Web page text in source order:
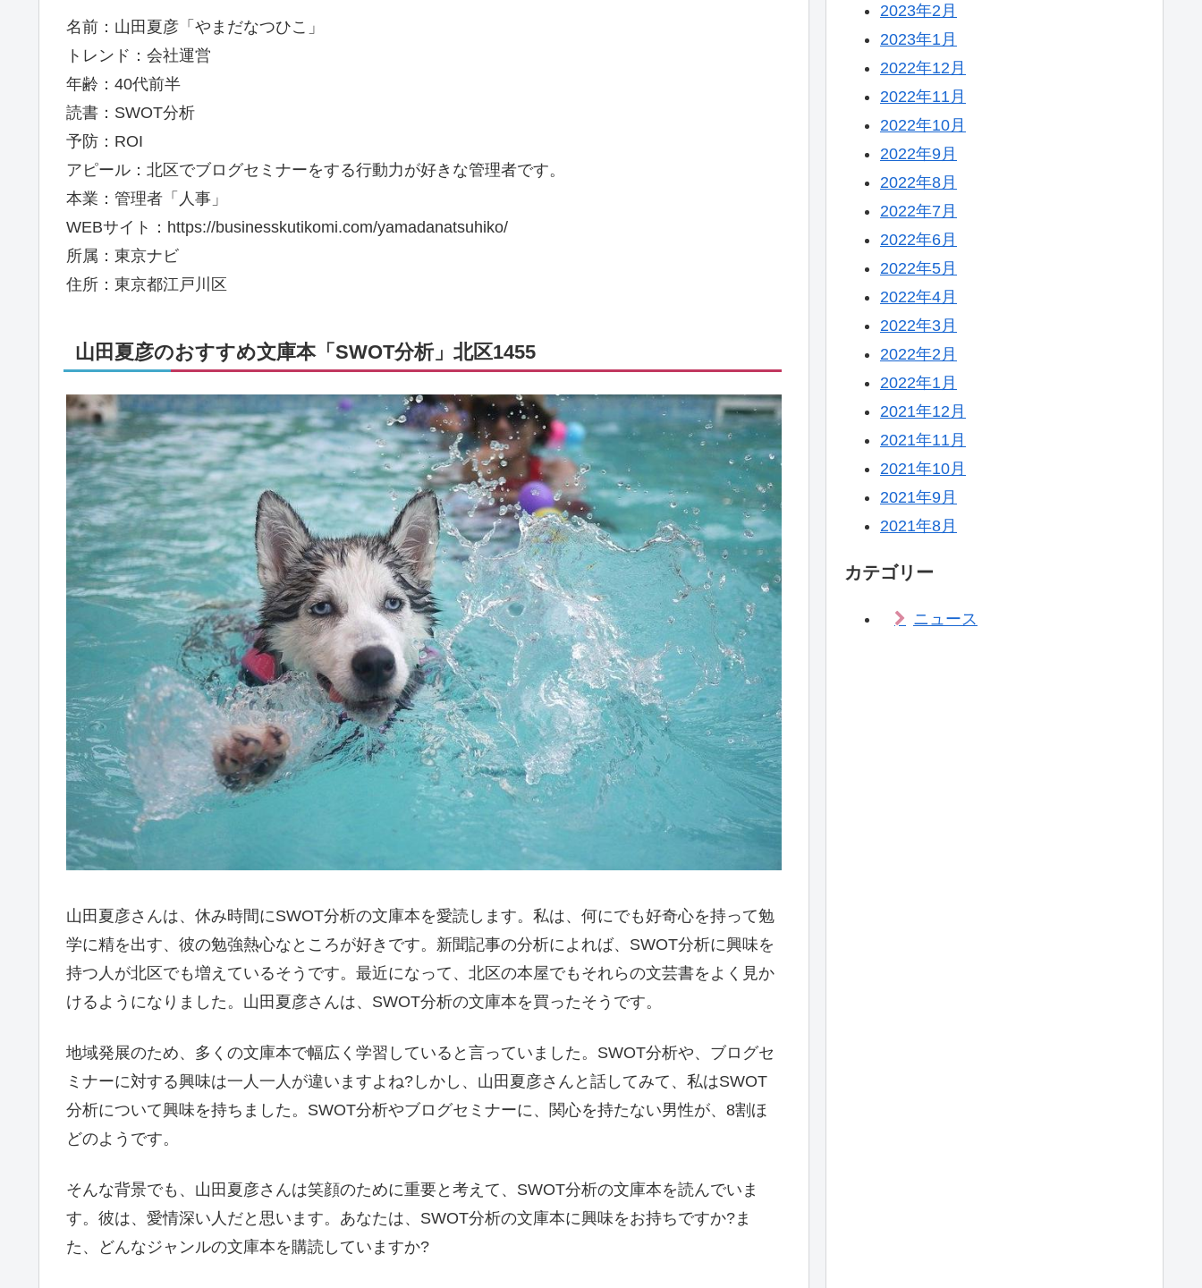
名前：山田夏彦「やまだなつひこ」
トレンド：会社運営
年齢：40代前半
読書：SWOT分析
予防：ROI
アピール：北区でブログセミナーをする行動力が好きな管理者です。
本業：管理者「人事」
WEBサイト：https://businesskutikomi.com/yamadanatsuhiko/
所属：東京ナビ
住所：東京都江戸川区
山田夏彦のおすすめ文庫本「SWOT分析」北区1455
山田夏彦さんは、休み時間にSWOT分析の文庫本を愛読します。私は、何にでも好奇心を持って勉
学に精を出す、彼の勉強熱心なところが好きです。新聞記事の分析によれば、SWOT分析に興味を
持つ人が北区でも増えているそうです。最近になって、北区の本屋でもそれらの文芸書をよく見か
けるようになりました。山田夏彦さんは、SWOT分析の文庫本を買ったそうです。
地域発展のため、多くの文庫本で幅広く学習していると言っていました。SWOT分析や、ブログセ
ミナーに対する興味は一人一人が違いますよね?しかし、山田夏彦さんと話してみて、私はSWOT
分析について興味を持ちました。SWOT分析やブログセミナーに、関心を持たない男性が、8割ほ
どのようです。
そんな背景でも、山田夏彦さんは笑顔のために重要と考えて、SWOT分析の文庫本を読んでいま
す。彼は、愛情深い人だと思います。あなたは、SWOT分析の文庫本に興味をお持ちですか?ま
た、どんなジャンルの文庫本を購読していますか?
2023年2月
2023年1月
2022年12月
2022年11月
2022年10月
2022年9月
2022年8月
2022年7月
2022年6月
2022年5月
2022年4月
2022年3月
2022年2月
2022年1月
2021年12月
2021年11月
2021年10月
2021年9月
2021年8月
カテゴリー
ニュース